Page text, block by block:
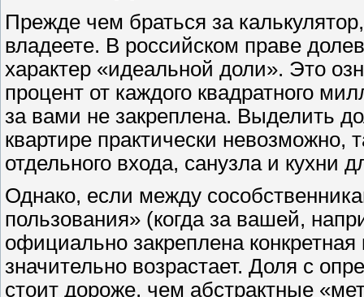
Прежде чем браться за
владеете. В российском праве
характер «идеальной доли». Это
процент от каждого квадратного
за вами не закреплена. Выделить
квартире практически невозможно,
отдельного входа, санузла и кухни
Однако, если между
пользования» (когда за вашей,
официально закреплена конкретная
значительно возрастает. Доля с
стоит дороже, чем абстрактные